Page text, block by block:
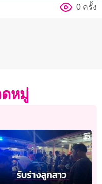
0 ครั้ง
หมู่